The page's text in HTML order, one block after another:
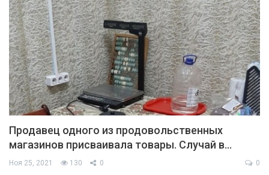
Продавец одного из продовольственных
магазинов присваивала товары. Случай в…
Ноя 25, 2021 130 0 0